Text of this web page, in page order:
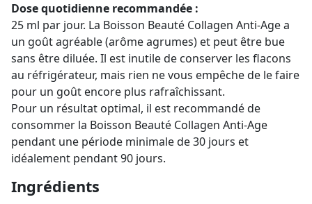
Dose quotidienne recommandée :
25 ml par jour. La Boisson Beauté Collagen Anti-Age a
un goût agréable (arôme agrumes) et peut être bue
sans être diluée. Il est inutile de conserver les flacons
au réfrigérateur, mais rien ne vous empêche de le faire
pour un goût encore plus rafraîchissant.
Pour un résultat optimal, il est recommandé de
consommer la Boisson Beauté Collagen Anti-Age
pendant une période minimale de 30 jours et
idéalement pendant 90 jours.
Ingrédients